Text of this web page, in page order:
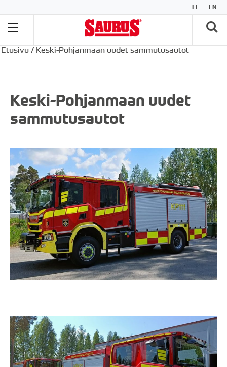
FI EN
Etusivu / Keski-Pohjanmaan uudet sammutusautot
Keski-Pohjanmaan uudet
sammutusautot